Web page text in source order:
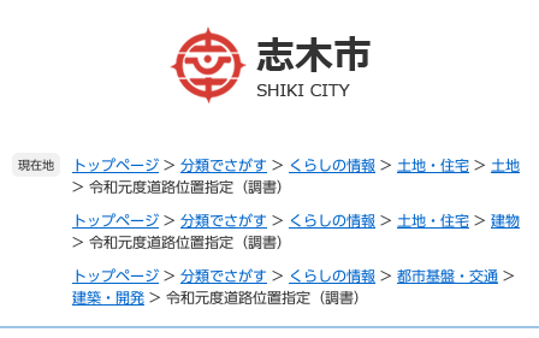
現在地 トップページ > 分類でさがす > くらしの情報 > 土地・住宅 > 土地
> 令和元度道路位置指定（調書）
トップページ > 分類でさがす > くらしの情報 > 土地・住宅 > 建物
> 令和元度道路位置指定（調書）
トップページ > 分類でさがす > くらしの情報 > 都市基盤・交通 >
建築・開発 > 令和元度道路位置指定（調書）